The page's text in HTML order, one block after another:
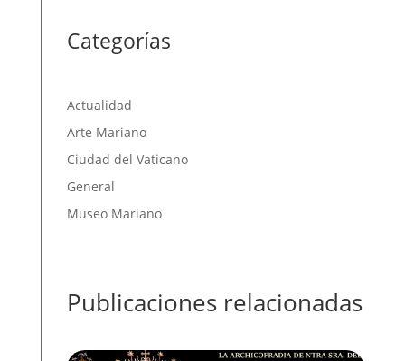
Categorías
Actualidad
Arte Mariano
Ciudad del Vaticano
General
Museo Mariano
Publicaciones relacionadas